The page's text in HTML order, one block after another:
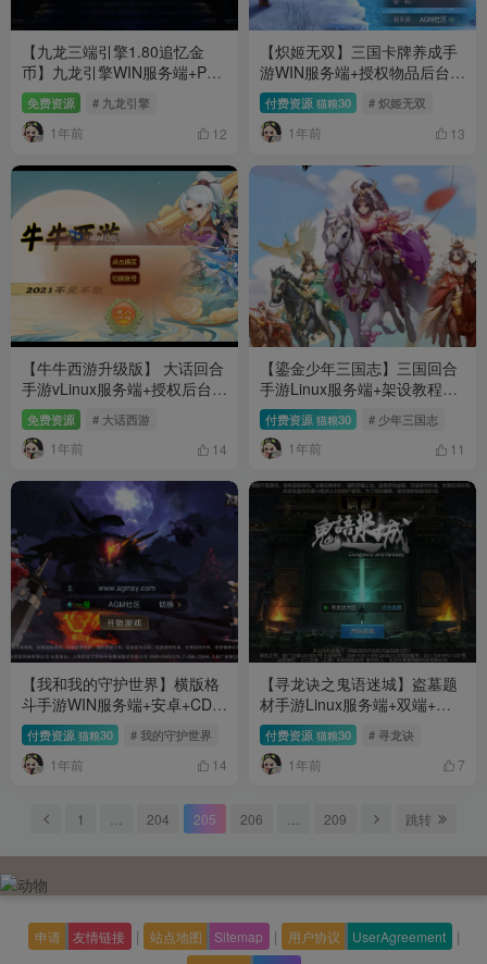
【九龙三端引擎1.80追忆金
币】九龙引擎WIN服务端+PC
客户端+安卓+架设教程
免费资源 # 九龙引擎
1年前 12
【炽姬无双】三国卡牌养成手
游WIN服务端+授权物品后台
+安卓+架设教程
付费资源 猫粮30 # 炽姬无双
1年前 13
【牛牛西游升级版】 大话回合
手游vLinux服务端+授权后台
+双端+架设教程
免费资源 # 大话西游
1年前 14
【鎏金少年三国志】三国回合
手游Linux服务端+架设教程
+GM授权后台+安卓+架设教程
付费资源 猫粮30 # 少年三国志
1年前 11
【我和我的守护世界】横版格
斗手游WIN服务端+安卓+CDK
授权后台+架设教程
付费资源 猫粮30 # 我的守护世界
1年前 14
【寻龙诀之鬼语迷城】盗墓题
材手游Linux服务端+双端+充
值物品后台+运营后台+架设教
程付费资源 猫粮30 # 寻龙诀
1年前 7
1 204 205 206 209 跳转
申请 友情链接 | 站点地图 Sitemap | 用户协议 UserAgreement |